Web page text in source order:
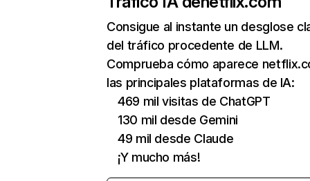
Consigue al instante un desglose
del tráfico procedente de LLM.
Comprueba cómo aparece
las principales plataformas de IA:
469 mil visitas de ChatGPT
130 mil desde Gemini
49 mil desde Claude
¡Y mucho más!